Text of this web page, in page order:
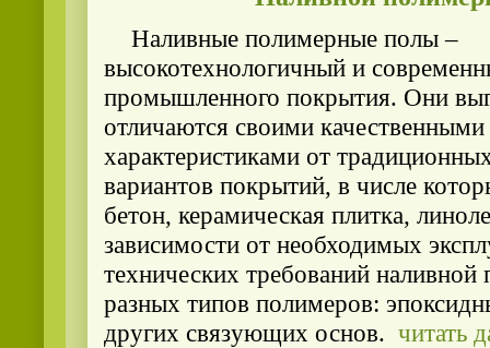
Наливные полимерные полы –
высокотехнологичный и
промышленного покрытия. Они
отличаются своими качественными
характеристиками от
вариантов покрытий, в числе
бетон, керамическая плитка,
зависимости от необходимых
технических требований наливной
разных типов полимеров:
других связующих основ. читать